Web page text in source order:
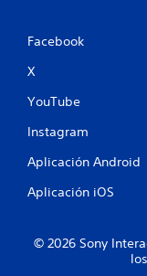
Facebook
X
YouTube
Instagram
Aplicación Android
Aplicación iOS
© 2026 Sony